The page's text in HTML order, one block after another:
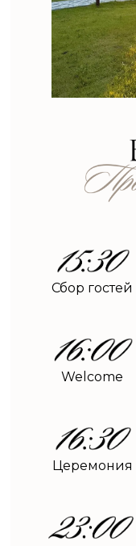
Сбор гостей
Welcome
Церемония